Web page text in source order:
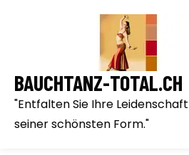
BAUCHTANZ-TOTAL.CH
"Entfalten Sie Ihre
seiner schönsten Form."